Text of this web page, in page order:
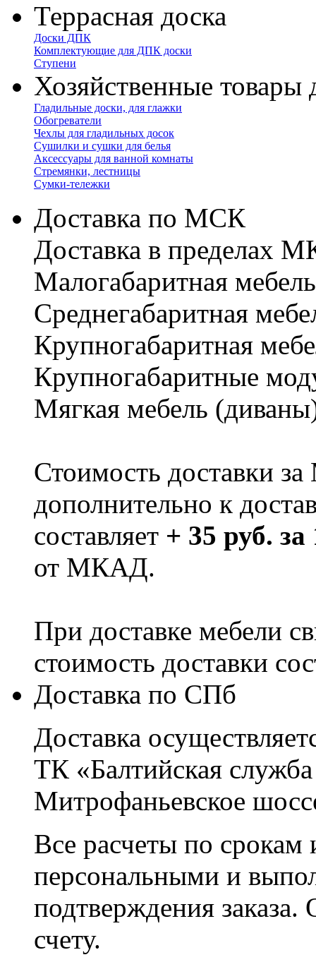
Террасная доска
Доски ДПК
Комплектующие для ДПК доски
Ступени
Хозяйственные товары
Гладильные доски, для глажки
Обогреватели
Чехлы для гладильных досок
Сушилки и сушки для белья
Аксессуары для ванной комнаты
Стремянки, лестницы
Сумки-тележки
Доставка по МСК
Доставка в пределах
Малогабаритная
Cреднегабаритная
Крупногабаритная
Крупногабаритные
Мягкая мебель
Стоимость доставки
дополнительно к
составляет + 35 руб.
от МКАД.
При доставке мебели
стоимость доставки
Доставка по СПб
Доставка
ТК «Балтийская
Митрофаньевское
Все расчеты по срокам
персональными и
подтверждения заказа.
счету.